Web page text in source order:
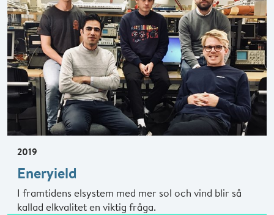
2019
Eneryield
I framtidens elsystem med mer sol och vind blir så
kallad elkvalitet en viktig fråga.